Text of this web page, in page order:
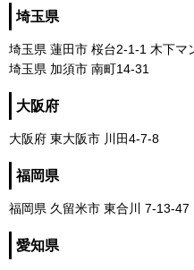
埼玉県
埼玉県 蓮田市 桜台2-1-1 木下マ
埼玉県 加須市 南町14-31
大阪府
大阪府 東大阪市 川田4-7-8
福岡県
福岡県 久留米市 東合川 7-13-47
愛知県